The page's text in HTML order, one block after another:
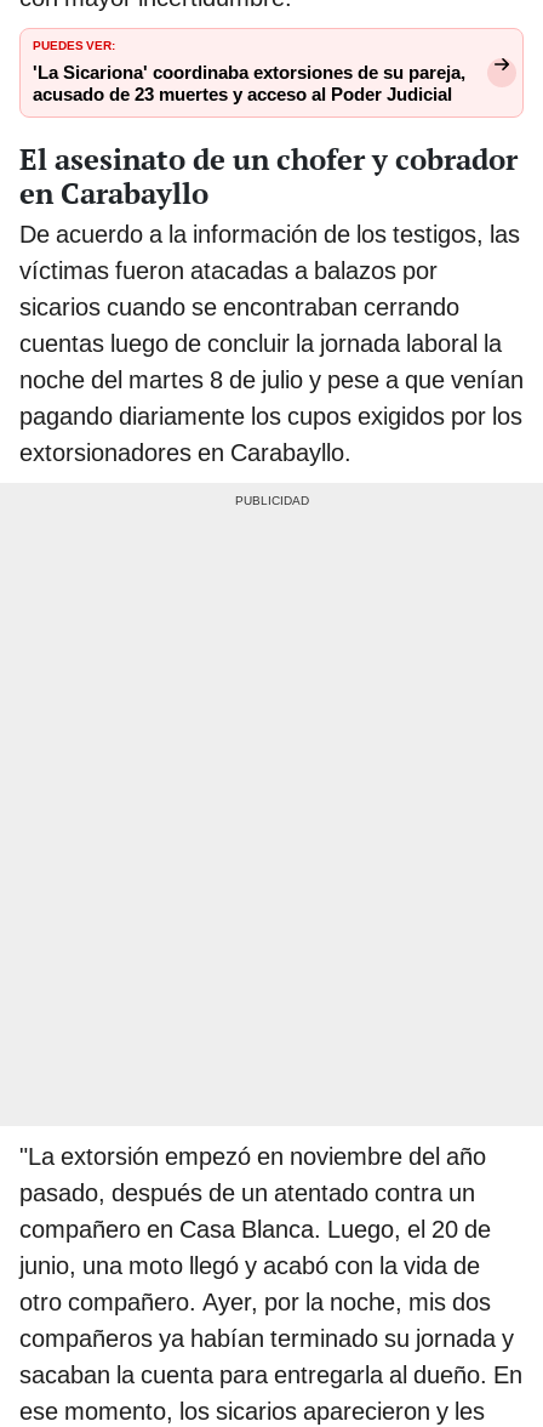
PUEDES VER:
'La Sicariona' coordinaba extorsiones de su pareja,
acusado de 23 muertes y acceso al Poder Judicial
El asesinato de un chofer y cobrador
en Carabayllo
De acuerdo a la información de los testigos, las
víctimas fueron atacadas a balazos por
sicarios cuando se encontraban cerrando
cuentas luego de concluir la jornada laboral la
noche del martes 8 de julio y pese a que venían
pagando diariamente los cupos exigidos por los
extorsionadores en Carabayllo.
"La extorsión empezó en noviembre del año
pasado, después de un atentado contra un
compañero en Casa Blanca. Luego, el 20 de
junio, una moto llegó y acabó con la vida de
otro compañero. Ayer, por la noche, mis dos
compañeros ya habían terminado su jornada y
sacaban la cuenta para entregarla al dueño. En
ese momento, los sicarios aparecieron y les